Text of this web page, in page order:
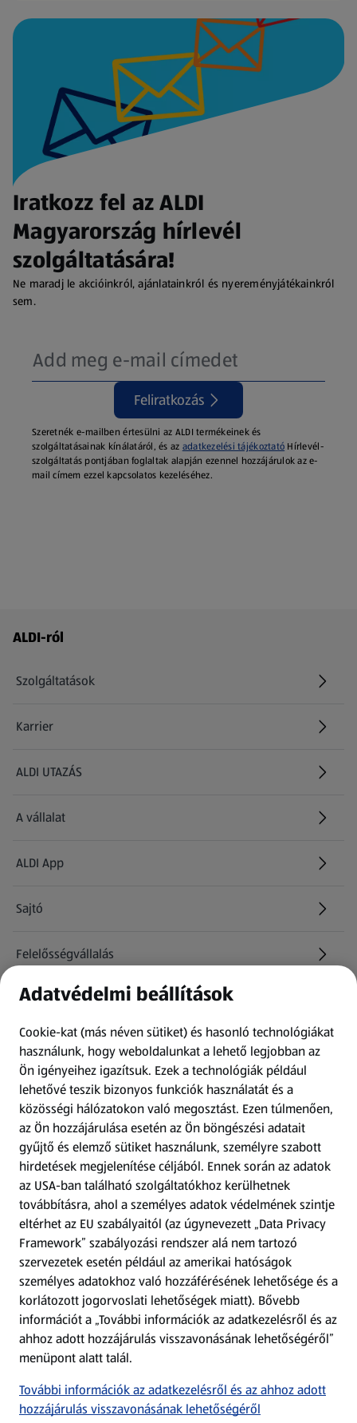
Iratkozz fel az ALDI
Magyarország hírlevél
szolgáltatására!
Ne maradj le akcióinkról, ajánlatainkról és nyereményjátékainkról
sem.
Feliratkozás
Szeretnék e-mailben értesülni az ALDI termékeinek és
szolgáltatásainak kínálatáról, és az adatkezelési tájékoztató Hírlevél-
szolgáltatás pontjában foglaltak alapján ezennel hozzájárulok az e-
mail címem ezzel kapcsolatos kezeléséhez.
Láblécmenü - további linkek
ALDI-ról
Szolgáltatások
Karrier
(új oldalon nyílik meg)
ALDI UTAZÁS
(új oldalon nyílik meg)
A vállalat
ALDI App
Sajtó
Felelősségvállalás
Információk
Kérdőív
Fizetési lehetőségek
ALDI utalványok
Árcsökkentés
Adattörlő alkalmazás
Szervizpont
(új oldalon nyílik meg)
Fedezz fel minket az interneten!
Töltsd le az ALDI Magyarország applikációt!
Adatvédelmi beállítások
Cookie-kat (más néven sütiket) és hasonló technológiákat
használunk, hogy weboldalunkat a lehető legjobban az
Ön igényeihez igazítsuk. Ezek a technológiák például
lehetővé teszik bizonyos funkciók használatát és a
közösségi hálózatokon való megosztást. Ezen túlmenően,
az Ön hozzájárulása esetén az Ön böngészési adatait
gyűjtő és elemző sütiket használunk, személyre szabott
hirdetések megjelenítése céljából. Ennek során az adatok
az USA-ban található szolgáltatókhoz kerülhetnek
továbbításra, ahol a személyes adatok védelmének szintje
eltérhet az EU szabályaitól (az úgynevezett „Data Privacy
Framework” szabályozási rendszer alá nem tartozó
szervezetek esetén például az amerikai hatóságok
személyes adatokhoz való hozzáférésének lehetősége és a
korlátozott jogorvoslati lehetőségek miatt). Bővebb
információt a „További információk az adatkezelésről és az
ahhoz adott hozzájárulás visszavonásának lehetőségéről”
menüpont alatt talál.
További információk az adatkezelésről és az ahhoz adott
hozzájárulás visszavonásának lehetőségéről